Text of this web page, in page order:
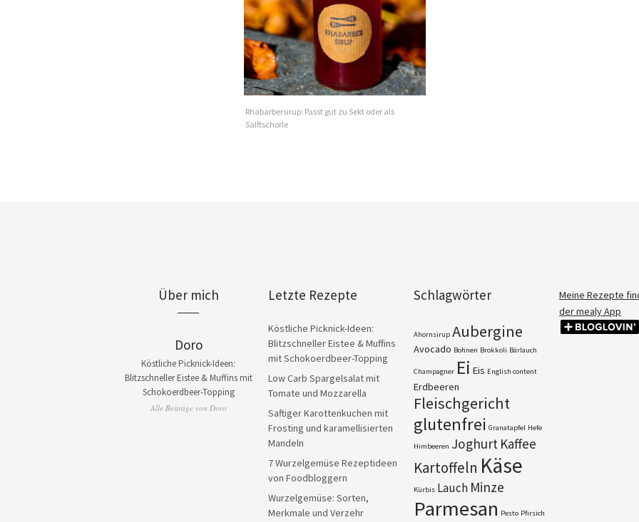
Rhabarbersirup: Passt gut zu Sekt oder als
Salftschorle
Über mich
Doro
Köstliche Picknick-Ideen:
Blitzschneller Eistee & Muffins mit
Schokoerdbeer-Topping
Alle Beiträge von Doro
Letzte Rezepte
Köstliche Picknick-Ideen:
Blitzschneller Eistee & Muffins
mit Schokoerdbeer-Topping
Low Carb Spargelsalat mit
Tomate und Mozzarella
Saftiger Karottenkuchen mit
Frosting und karamellisierten
Mandeln
7 Wurzelgemüse Rezeptideen
von Foodbloggern
Wurzelgemüse: Sorten,
Merkmale und Verzehr
Schlagwörter
Ahornsirup Aubergine
Avocado Bohnen Brokkoli Bärlauch
Champagner Ei Eis English content
Erdbeeren
Fleischgericht
glutenfrei Granatapfel Hefe
Himbeeren Joghurt Kaffee
Kartoffeln Käse
Kürbis Lauch Minze
Parmesan Pesto Pfirsich
Meine Rezepte
der mealy App